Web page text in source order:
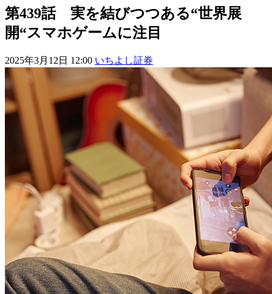
第439話 実を結びつつある“世界展
開“スマホゲームに注目
2025年3月12日 12:00 いちよし証券